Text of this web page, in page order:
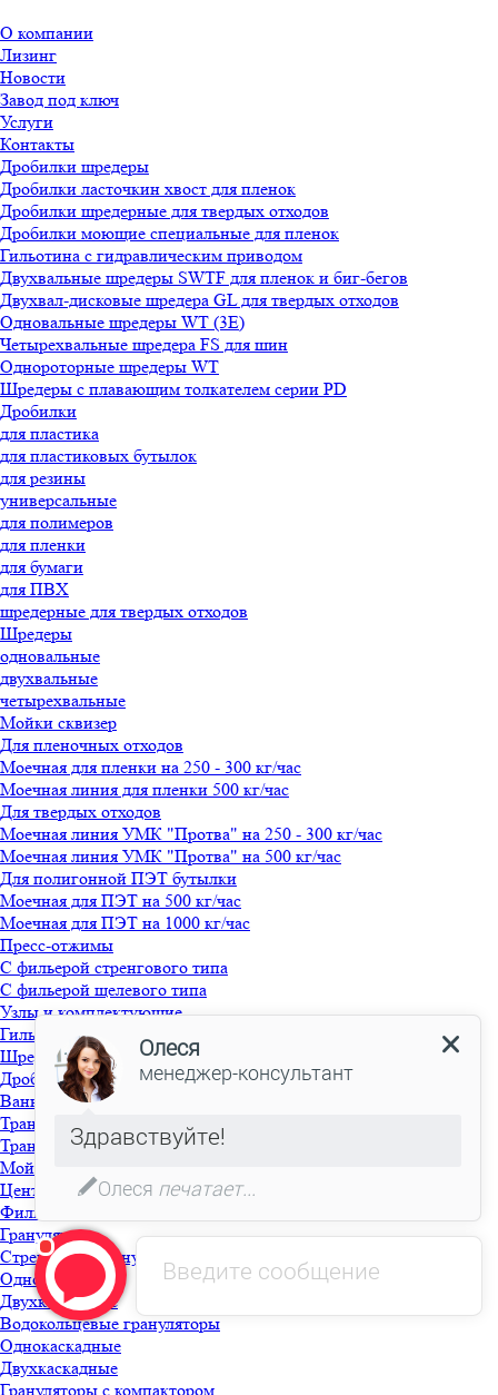
О компании
Лизинг
Новости
Завод под ключ
Услуги
Контакты
Дробилки шредеры
Дробилки ласточкин хвост для пленок
Дробилки шредерные для твердых отходов
Дробилки моющие специальные для пленок
Гильотина с гидравлическим приводом
Двухвальные шредеры SWTF для пленок и биг-бегов
Двухвал-дисковые шредера GL для твердых отходов
Одновальные шредеры WT (3E)
Четырехвальные шредера FS для шин
Однороторные шредеры WT
Шредеры с плавающим толкателем серии PD
Дробилки
для пластика
для пластиковых бутылок
для резины
универсальные
для полимеров
для пленки
для бумаги
для ПВХ
шредерные для твердых отходов
Шредеры
одновальные
двухвальные
четырехвальные
Мойки сквизер
Для пленочных отходов
Моечная для пленки на 250 - 300 кг/час
Моечная линия для пленки 500 кг/час
Для твердых отходов
Моечная линия УМК "Протва" на 250 - 300 кг/час
Моечная линия УМК "Протва" на 500 кг/час
Для полигонной ПЭТ бутылки
Моечная для ПЭТ на 500 кг/час
Моечная для ПЭТ на 1000 кг/час
Пресс-отжимы
С фильерой стренгового типа
С фильерой щелевого типа
Узлы и комплектующие
Гильотина
Шредер
Дробилка моющая
Ванна флотационная с выгружным шнеком
Транспортер фрикционный
Транспортер шнековый
Мойка фрикционная
Центрифуга
Фильтр для моющей линии
Грануляция
Стренговые грануляторы
Однокаскадные
Двухкаскадные
Водокольцевые грануляторы
Однокаскадные
Двухкаскадные
Грануляторы с компактором
Введите сообщение
Олеся
менеджер-консультант
Здравствуйте!
Олесяпечатает...